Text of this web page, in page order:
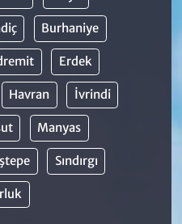
Burhaniye
Erdek
Havran İvrindi
Manyas
Sındırgı